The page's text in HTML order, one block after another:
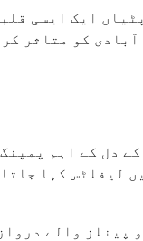
ایک ایسی
تقریباً 1-2 فیصد
دل کے اہم
لیفلٹس کہا
پینلز والے